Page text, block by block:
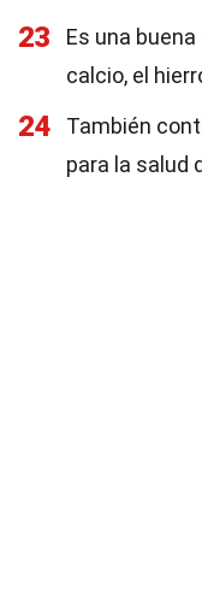
23
Es una
calcio, el
24
También
para la salud